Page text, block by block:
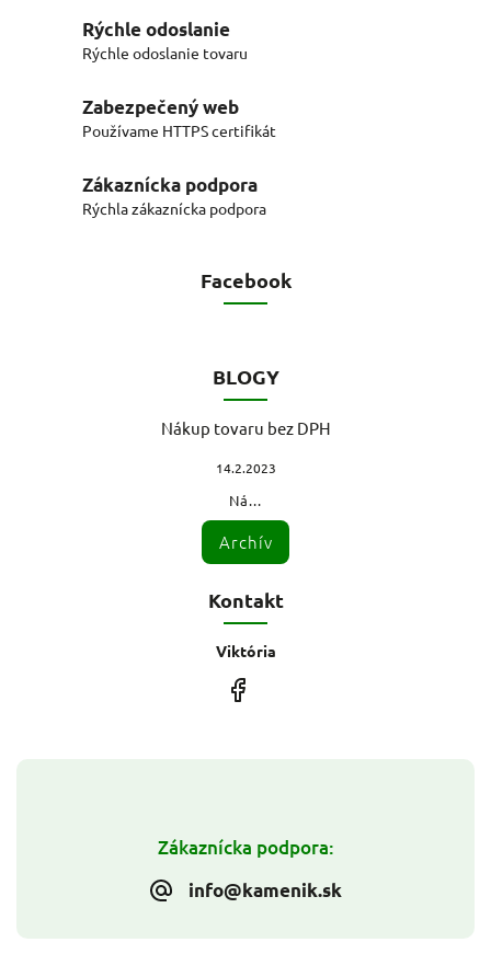
Rýchle odoslanie
Rýchle odoslanie tovaru
Zabezpečený web
Používame HTTPS certifikát
Zákaznícka podpora
Rýchla zákaznícka podpora
Zákaznícka podpora:
info@kamenik.sk
Facebook
BLOGY
Nákup tovaru bez DPH
14.2.2023
Ná...
Archív
Kontakt
Viktória